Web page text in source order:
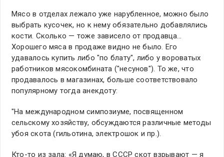
Мясо в отделах лежало уже нарубленное, можно было
выбрать кусочек, но к нему обязательно добавлялись
кости. Сколько — тоже зависело от продавца…
Хорошего мяса в продаже видно не было. Его
удавалось купить либо "по блату", либо у вороватых
работников мясокомбината ("несунов"). То же, что
продавалось в магазинах, больше соответствовало
популярному тогда анекдоту:
"На международном симпозиуме, посвященном
сельскому хозяйству, обсуждаются различные методы
убоя скота (гильотина, электрошок и пр.).
Кто-то из зала: «Я думаю, в СССР скот взрывают — я